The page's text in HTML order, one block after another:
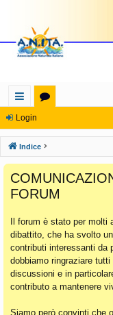
oll
eg
a
m
en
ti
Ra
pi
di
u
m
Login
Indice
FORUM
Il forum è stato per molti
dibattito, che ha svolto
contributi interessanti da
dobbiamo ringraziare
discussioni e in
contributo a mantenere
Siamo però convinti che